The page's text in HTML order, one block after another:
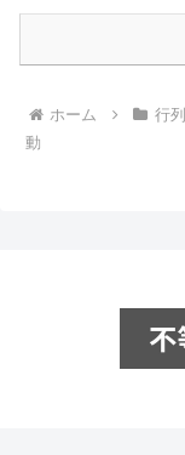
ホーム 行列
動